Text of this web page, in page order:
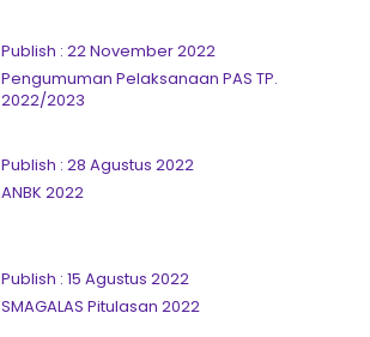
Publish : 22 November 2022
Pengumuman Pelaksanaan PAS TP.
2022/2023
Publish : 28 Agustus 2022
ANBK 2022
Publish : 15 Agustus 2022
SMAGALAS Pitulasan 2022